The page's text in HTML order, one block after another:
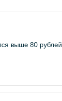
выше 80 рублей